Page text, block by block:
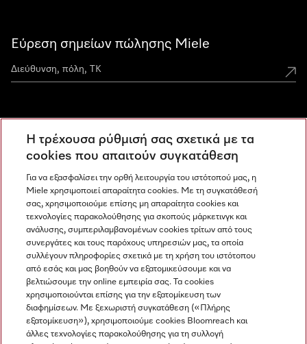
Εύρεση σημείων πώλησης Miele
Ανακαλύψτε τα Miele Experience Center
Newsletter
Miele στο Instagram
Miele στο Facebook
Miele στο Youtube
Η τρέχουσα ρύθμισή σας σχετικά με τα
cookies που απαιτούν συγκατάθεση
Για να εξασφαλίσει την ορθή λειτουργία του ιστότοπού μας, η
Miele χρησιμοποιεί απαραίτητα cookies. Με τη συγκατάθεσή
σας, χρησιμοποιούμε επίσης μη απαραίτητα cookies και
τεχνολογίες παρακολούθησης για σκοπούς μάρκετινγκ και
ανάλυσης, συμπεριλαμβανομένων cookies τρίτων από τους
συνεργάτες και τους παρόχους υπηρεσιών μας, τα οποία
συλλέγουν πληροφορίες σχετικά με τη χρήση του ιστότοπου
από εσάς και μας βοηθούν να εξατομικεύσουμε και να
βελτιώσουμε την online εμπειρία σας. Τα cookies
χρησιμοποιούνται επίσης για την εξατομίκευση των
διαφημίσεων. Με ξεχωριστή συγκατάθεση («Πλήρης
εξατομίκευση»), χρησιμοποιούμε cookies Bloomreach και
άλλες τεχνολογίες παρακολούθησης για τη συλλογή